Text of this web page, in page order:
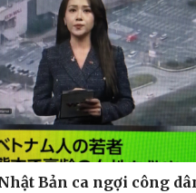
Công nghệ
Sành điệu
Tin Công nghệ
Trải nghiệm
Chuyển đổi số
Bản ca ngợi công